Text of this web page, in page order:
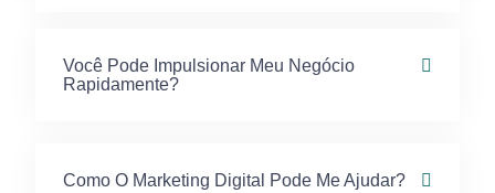
Você Pode Impulsionar Meu Negócio
Rapidamente?
Como O Marketing Digital Pode Me Ajudar?